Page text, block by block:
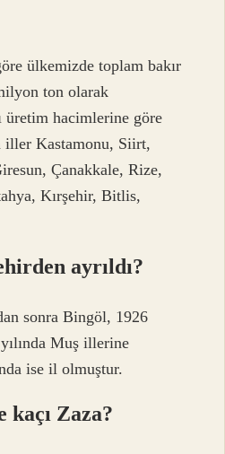
ülkemizde toplam bakır
ton olarak
üretim hacimlerine göre
iller Kastamonu, Siirt,
Çanakkale, Rize,
Kırşehir, Bitlis,
ayrıldı?
sonra Bingöl, 1926
Muş illerine
ise il olmuştur.
kaçı Zaza?